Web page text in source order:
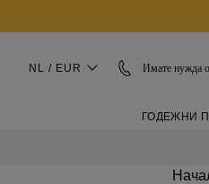
NL / EUR Имате нужда
ГОДЕЖНИ